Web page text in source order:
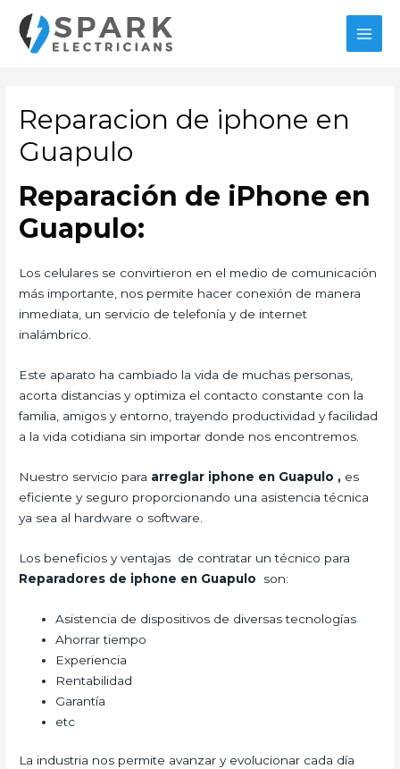
contenido
Reparacion de iphone en
Guapulo
Reparación de iPhone en
Guapulo:
Los celulares se convirtieron en el medio de comunicación
más importante, nos permite hacer conexión de manera
inmediata, un servicio de telefonía y de internet
inalámbrico.
Este aparato ha cambiado la vida de muchas personas,
acorta distancias y optimiza el contacto constante con la
familia, amigos y entorno, trayendo productividad y facilidad
a la vida cotidiana sin importar donde nos encontremos.
Nuestro servicio para arreglar iphone en Guapulo , es
eficiente y seguro proporcionando una asistencia técnica
ya sea al hardware o software.
Los beneficios y ventajas de contratar un técnico para
Reparadores de iphone en Guapulo son:
Asistencia de dispositivos de diversas tecnologías
Ahorrar tiempo
Experiencia
Rentabilidad
Garantía
etc
La industria nos permite avanzar y evolucionar cada día